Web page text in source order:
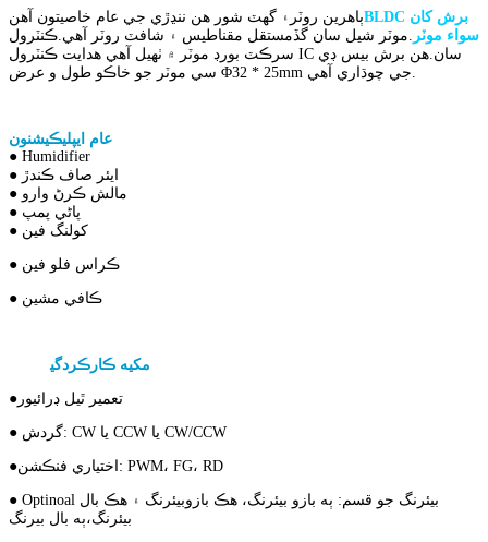
ٻاهرين روٽر ۽ گهٽ شور هن ننڍڙي جي عام خاصيتون آهن
BLDC برش کان
سواء موٽر .موٽر شيل سان گڏمستقل مقناطيس ۽ شافٽ روٽر آهي.ڪنٽرول
سرڪٽ بورڊ موٽر ۾ ٺهيل آهي هدايت ڪنٽرول IC سان.هن برش بيس ڊي
عام ايپليڪيشنون
● Humidifier
● ايئر صاف ڪندڙ
● مالش ڪرڻ وارو
● پاڻي پمپ
● کولنگ فين
● ڪراس فلو فين
● ڪافي مشين
مکيه ڪارڪردگيجي ب
● تعمير ٿيل ڊرائيور
● گردش: CW يا CCW يا CW/CCW
● اختياري فنڪشن: PWM، FG، RD
● Optinoal بيئرنگ جو قسم: ٻه بازو بيئرنگ، هڪ بازوبيئرنگ ۽ هڪ بال
بيئرنگ،ٻه بال بيرنگ